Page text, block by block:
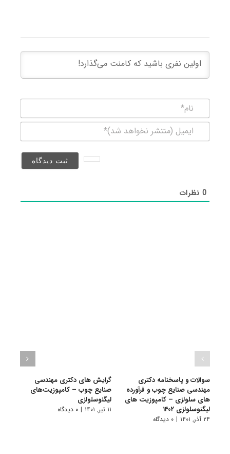
(منتشر
0نظرات
سوالات و پاسخنامه دکتری
مهندسی صنایع چوب و فرآورده
های سلولزی – کامپوزیت های
لیگنوسلولزی ۱۴۰۲
۲۴ آذر, ۱۴۰۱ | ۰ دیدگاه
گرایش های دکتری مهندسی
صنایع چوب – کامپوزیت‌های
لیگنوسلولزی
۱۱ تیر, ۱۴۰۱ | ۰ دیدگاه